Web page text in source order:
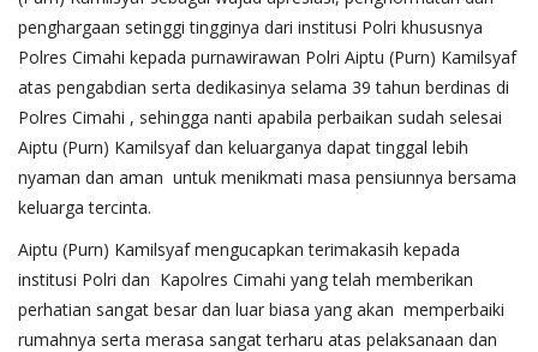
penghargaan setinggi tingginya dari institusi Polri khususnya
Polres Cimahi kepada purnawirawan Polri Aiptu (Purn) Kamilsyaf
atas pengabdian serta dedikasinya selama 39 tahun berdinas di
Polres Cimahi , sehingga nanti apabila perbaikan sudah selesai
Aiptu (Purn) Kamilsyaf dan keluarganya dapat tinggal lebih
nyaman dan aman untuk menikmati masa pensiunnya bersama
keluarga tercinta.
Aiptu (Purn) Kamilsyaf mengucapkan terimakasih kepada
institusi Polri dan Kapolres Cimahi yang telah memberikan
perhatian sangat besar dan luar biasa yang akan memperbaiki
rumahnya serta merasa sangat terharu atas pelaksanaan dan